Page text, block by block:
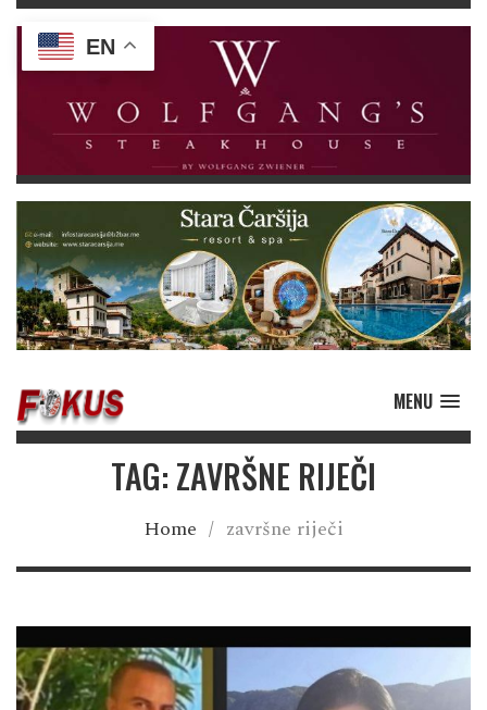
MENU
TAG: ZAVRŠNE RIJEČI
Home / završne riječi
EN